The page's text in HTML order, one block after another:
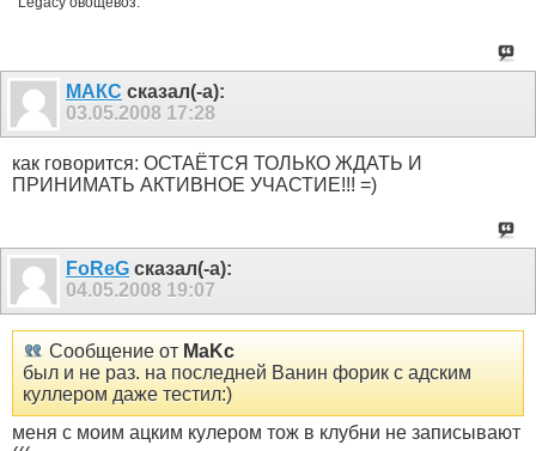
МАКС сказал(-а):
03.05.2008 17:28
как говорится: ОСТАЁТСЯ ТОЛЬКО ЖДАТЬ И
ПРИНИМАТЬ АКТИВНОЕ УЧАСТИЕ!!! =)
FoReG сказал(-а):
04.05.2008 19:07
Сообщение от MaKc
был и не раз. на последней Ванин форик с адским
куллером даже тестил:)
меня с моим ацким кулером тож в клубни не записывают